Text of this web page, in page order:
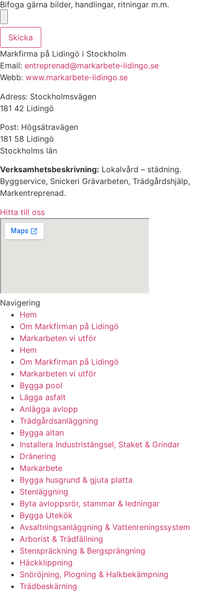
Bifoga gärna bilder, handlingar, ritningar m.m.
Skicka
Markfirma på Lidingö i Stockholm
Email: entreprenad@markarbete-lidingo.se
Webb: www.markarbete-lidingo.se
Adress: Stockholmsvägen
181 42 Lidingö
Post: Högsätravägen
181 58 Lidingö
Stockholms län
Verksamhetsbeskrivning: Lokalvård – städning.
Byggservice, Snickeri Grävarbeten, Trädgårdshjälp,
Markentreprenad.
Hitta till oss
Navigering
Hem
Om Markfirman på Lidingö
Markarbeten vi utför
Hem
Om Markfirman på Lidingö
Markarbeten vi utför
Bygga pool
Lägga asfalt
Anlägga avlopp
Trädgårdsanläggning
Bygga altan
Installera Industristängsel, Staket & Grindar
Dränering
Markarbete
Bygga husgrund & gjuta platta
Stenläggning
Byta avloppsrör, stammar & ledningar
Bygga Utekök
Avsaltningsanläggning & Vattenreningssystem
Arborist & Trädfällning
Stenspräckning & Bergsprängning
Häckklippning
Snöröjning, Plogning & Halkbekämpning
Trädbeskärning